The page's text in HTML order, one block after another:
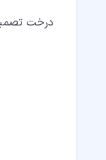
درخت